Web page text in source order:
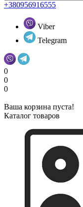
+380956916555
Viber
Telegram
0
0
0
Ваша корзина пуста!
Каталог товаров